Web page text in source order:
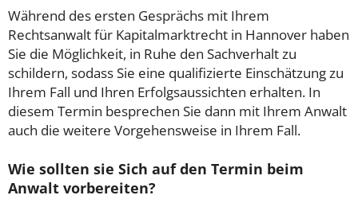
Während des ersten Gesprächs mit Ihrem
Rechtsanwalt für Kapitalmarktrecht in Hannover haben
Sie die Möglichkeit, in Ruhe den Sachverhalt zu
schildern, sodass Sie eine qualifizierte Einschätzung zu
Ihrem Fall und Ihren Erfolgsaussichten erhalten. In
diesem Termin besprechen Sie dann mit Ihrem Anwalt
auch die weitere Vorgehensweise in Ihrem Fall.
Wie sollten sie Sich auf den Termin beim
Anwalt vorbereiten?